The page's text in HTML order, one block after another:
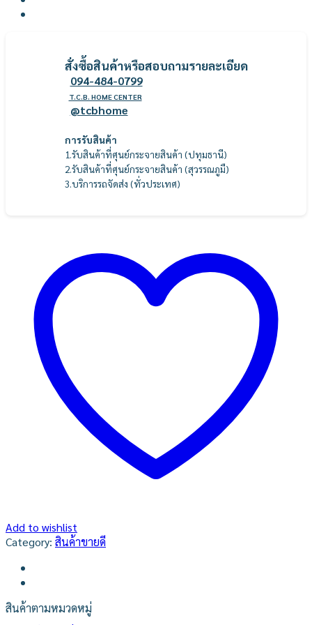
สั่งซื้อสินค้าหรือสอบถามรายละเอียด
094-484-0799
T.C.B. HOME CENTER
@tcbhome
การรับสินค้า
1.รับสินค้าที่ศุนย์กระจายสินค้า (ปทุมธานี)
2.รับสินค้าที่ศุนย์กระจายสินค้า (สุวรรณภูมื)
3.บริการรถจัดส่ง (ทั่วประเทศ)
Add to wishlist
Category: สินค้าขายดี
สินค้าตามหมวดหมู่